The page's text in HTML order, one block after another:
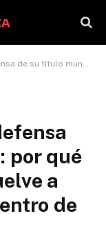
vuelve a poner al país en el centro de la atención global
por qué
a
de